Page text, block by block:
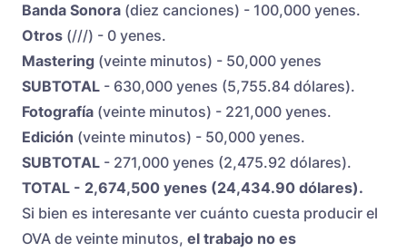
Banda Sonora (diez canciones) - 100,000 yenes.
Otros (///) - 0 yenes.
Mastering (veinte minutos) - 50,000 yenes
SUBTOTAL - 630,000 yenes (5,755.84 dólares).
Fotografía (veinte minutos) - 221,000 yenes.
Edición (veinte minutos) - 50,000 yenes.
SUBTOTAL - 271,000 yenes (2,475.92 dólares).
TOTAL - 2,674,500 yenes (24,434.90 dólares).
Si bien es interesante ver cuánto cuesta producir el
OVA de veinte minutos, el trabajo no es